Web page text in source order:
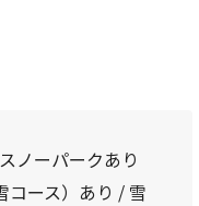
ノーパークあり
コース）あり / 雪